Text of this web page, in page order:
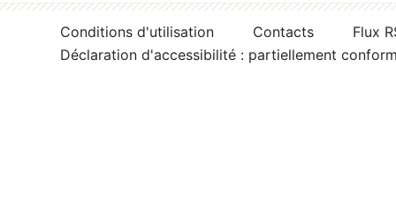
Conditions d'utilisation Contacts
Flux
Déclaration d'accessibilité : partiellement